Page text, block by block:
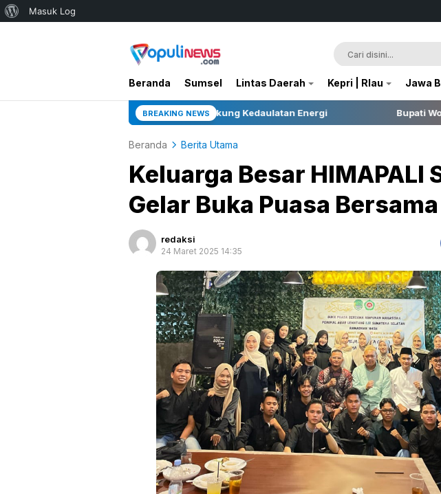
Tentang
Masuk Log
Beranda Sumsel Lintas Daerah Kepri | RIau Jawa
BREAKING NEWS
Infill Baru di Zona 4 Dukung Kedaulatan Energi Bupati Wonosobo Tegaskan
Beranda Berita Utama
Keluarga Besar HIMAPALI
Gelar Buka Puasa Bersama
redaksi
24 Maret 2025 14:35